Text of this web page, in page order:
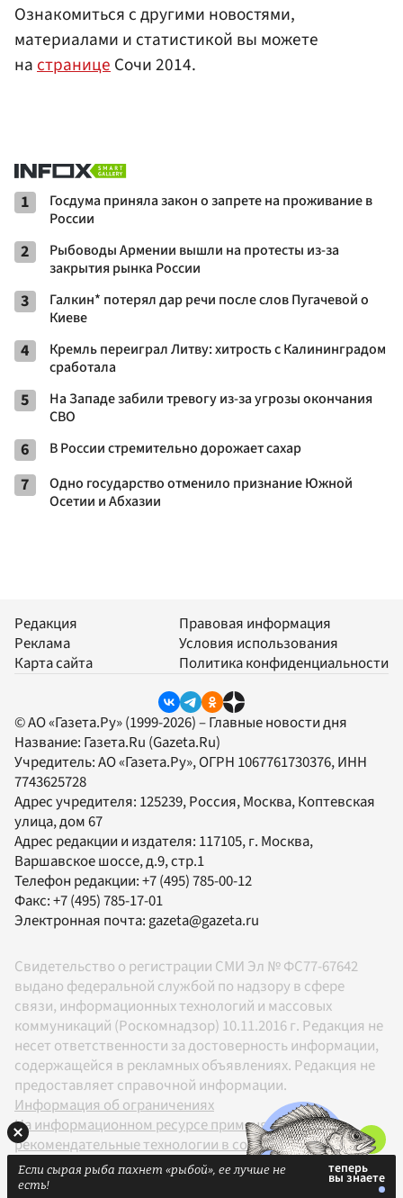
Ознакомиться с другими новостями,
материалами и статистикой вы можете
на странице Сочи 2014.
1
Госдума приняла закон о запрете на проживание в
России
2
Рыбоводы Армении вышли на протесты из-за
закрытия рынка России
3
Галкин* потерял дар речи после слов Пугачевой о
Киеве
4
Кремль переиграл Литву: хитрость с Калининградом
сработала
5
На Западе забили тревогу из-за угрозы окончания
СВО
6 В России стремительно дорожает сахар
7
Одно государство отменило признание Южной
Осетии и Абхазии
Редакция
Реклама
Карта сайта
Правовая информация
Условия использования
Политика конфиденциальности
© АО «Газета.Ру» (1999-2026) – Главные новости дня
Название: Газета.Ru (Gazeta.Ru)
Учредитель:АО «Газета.Ру», ОГРН 1067761730376, ИНН
7743625728
Адрес учредителя: 125239, Россия, Москва, Коптевская
улица, дом 67
Адрес редакции и издателя: 117105, г. Москва,
Варшавское шоссе, д.9, стр.1
Телефон редакции:+7 (495) 785-00-12
Факс:+7 (495) 785-17-01
Электронная почта:gazeta@gazeta.ru
Свидетельство о регистрации СМИ Эл № ФС77-67642
выдано федеральной службой по надзору в сфере
связи, информационных технологий и массовых
коммуникаций (Роскомнадзор) 10.11.2016 г. Редакция не
несет ответственности за достоверность информации,
содержащейся в рекламных объявлениях. Редакция не
предоставляет справочной информации.
Информация об ограничениях
На информационном ресурсе применяются
рекомендательные технологии в соответствии с
Правилами
Если сырая рыба пахнет «рыбой», ее лучше не
есть!